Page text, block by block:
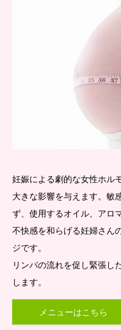
妊娠による劇的な女性ホル
大きな影響を与えます。敏
ず、使用するオイル、アロ
不快感を和らげる妊婦さん
ジです。
リンパの流れを促し緊張し
します。
メニューはこちら